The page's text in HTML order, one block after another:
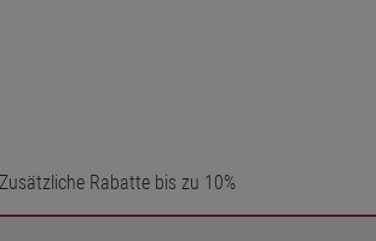
Zusätzliche Rabatte bis zu 10%